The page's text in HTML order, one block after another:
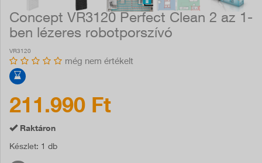
Concept VR3120 Perfect Clean 2 az 1-
ben lézeres robotporszívó
VR3120
még nem értékelt
211.990 Ft
Raktáron
Készlet: 1 db